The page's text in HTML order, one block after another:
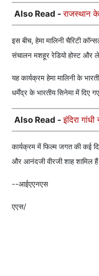
Also Read -राजस्थान
इस बीच, हेमा मालिनी चैरिटी
संचालन मशहूर रेडियो होस्ट और
यह कार्यक्रम हेमा मालिनी के
धर्मेंद्र के भारतीय सिनेमा में दिए
Also Read -इंदिरा
कार्यक्रम में फिल्म जगत की कई
और आनंदजी वीरजी शाह शामिल
--आईएएनएस
एएस/